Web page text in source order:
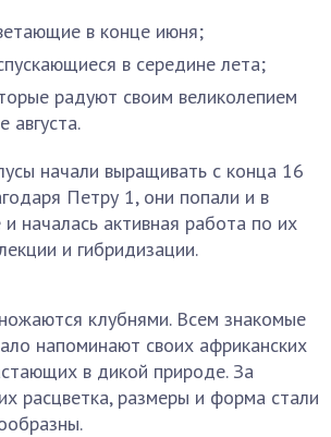
в конце июня;
в середине лета;
радуют своим великолепием
августа.
начали выращивать с конца 16
Петру 1, они попали и в
началась активная работа по их
и гибридизации.
клубнями. Всем знакомые
напоминают своих африканских
в дикой природе. За
расцветка, размеры и форма стали